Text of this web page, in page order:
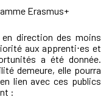
Erasmus+
direction des moins
aux apprenti⋅es et
a été donnée.
demeure, elle pourra
lien avec ces publics
: